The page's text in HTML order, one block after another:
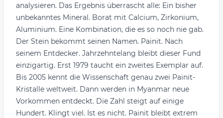
analysieren. Das Ergebnis überrascht alle: Ein bisher
unbekanntes Mineral. Borat mit Calcium, Zirkonium,
Aluminium. Eine Kombination, die es so noch nie gab.
Der Stein bekommt seinen Namen. Painit. Nach
seinem Entdecker. Jahrzehntelang bleibt dieser Fund
einzigartig. Erst 1979 taucht ein zweites Exemplar auf.
Bis 2005 kennt die Wissenschaft genau zwei Painit-
Kristalle weltweit. Dann werden in Myanmar neue
Vorkommen entdeckt. Die Zahl steigt auf einige
Hundert. Klingt viel. Ist es nicht. Painit bleibt extrem